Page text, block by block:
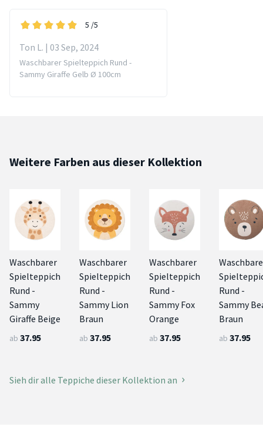
5 /5
Ton L. | 03 Sep, 2024
Waschbarer Spielteppich Rund -
Sammy Giraffe Gelb Ø 100cm
Weitere Farben aus dieser Kollektion
Waschbarer
Spielteppich
Rund -
Sammy
Giraffe Beige
ab 37.95
Waschbarer
Spielteppich
Rund -
Sammy Lion
Braun
ab 37.95
Waschbarer
Spielteppich
Rund -
Sammy Fox
Orange
ab 37.95
Rund -
Sammy
Braun
ab 37.95
Sieh dir alle Teppiche dieser Kollektion an